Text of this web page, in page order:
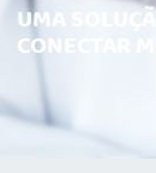
UMA
CONECTAR